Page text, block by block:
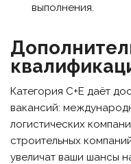
выполнения.
Категория C+E даёт
вакансий:
логистических
строительных
увеличат ваши шансы